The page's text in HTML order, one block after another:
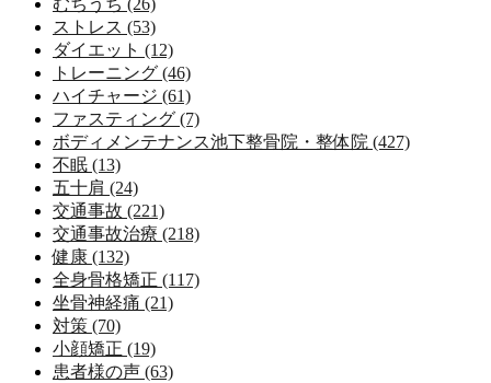
ストレス (53)
ダイエット (12)
トレーニング (46)
ハイチャージ (61)
ファスティング (7)
ボディメンテナンス池下整骨院・整体院 (427)
不眠 (13)
五十肩 (24)
交通事故 (221)
交通事故治療 (218)
健康 (132)
全身骨格矯正 (117)
坐骨神経痛 (21)
対策 (70)
小顔矯正 (19)
患者様の声 (63)